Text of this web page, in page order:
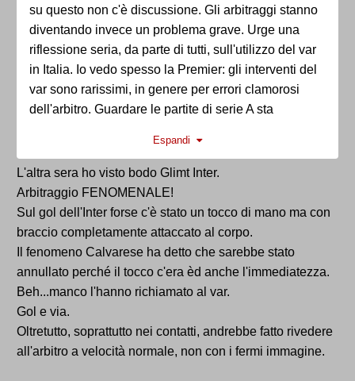
su questo non c'è discussione. Gli arbitraggi stanno
diventando invece un problema grave. Urge una
riflessione seria, da parte di tutti, sull'utilizzo del var
in Italia. Io vedo spesso la Premier: gli interventi del
var sono rarissimi, in genere per errori clamorosi
dell'arbitro. Guardare le partite di serie A sta
spettacolo è piuttosto basso. La maggior parte delle
persone che conosco ormai si guardano al massimo
la squadra per cui fanno il tifo, a parte le fere
ovviamente (non ho amici che non tifano la Ternana,
a parte qualcuno che se ne impippa del calcio).
Adesso, con un campionato sostanzialmente chiuso
e una Champions da brividi, questi continui errori
arbitrali, queste reazioni scomposte... c'è il rischio
che la gente si rompa il cazzo sul serio.
Espandi
L'altra sera ho visto bodo Glimt Inter.
Arbitraggio FENOMENALE!
Sul gol dell'Inter forse c'è stato un tocco di mano ma con
braccio completamente attaccato al corpo.
Il fenomeno Calvarese ha detto che sarebbe stato
annullato perché il tocco c'era èd anche l'immediatezza.
Beh...manco l'hanno richiamato al var.
Gol e via.
Oltretutto, soprattutto nei contatti, andrebbe fatto rivedere
all'arbitro a velocità normale, non con i fermi immagine.